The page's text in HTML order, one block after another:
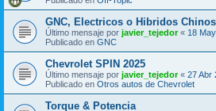
GNC, Electricos o Hibridos
Último mensaje por javier_tejedor« 18
Publicado en GNC
Chevrolet SPIN 2025
Último mensaje por javier_tejedor« 27 Abr
Publicado en Otros autos de Chevrolet
Torque & Potencia